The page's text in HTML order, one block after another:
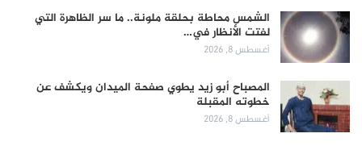
الشمس محاطة بحلقة ملونة.. ما سر الظاهرة التي
لفتت الأنظار في…
أغسطس 8, 2026
المصباح أبو زيد يطوي صفحة الميدان ويكشف عن
خطوته المقبلة
أغسطس 8, 2026